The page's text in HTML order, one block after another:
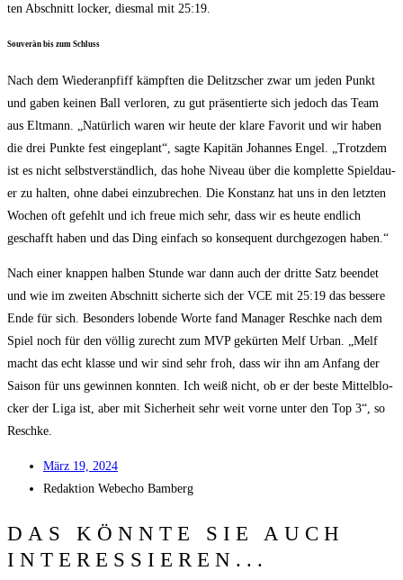
ten Abschnitt locker, dies­mal mit 25:19.
Sou­ve­rän bis zum Schluss
Nach dem Wie­der­an­pfiff kämpf­ten die Delitz­scher zwar um jeden Punkt
und gaben kei­nen Ball ver­lo­ren, zu gut prä­sen­tier­te sich jedoch das Team
aus Elt­mann. „Natür­lich waren wir heu­te der kla­re Favo­rit und wir haben
die drei Punk­te fest ein­ge­plant“, sag­te Kapi­tän Johan­nes Engel. „Trotz­dem
ist es nicht selbst­ver­ständ­lich, das hohe Niveau über die kom­plet­te Spiel­dau­
er zu hal­ten, ohne dabei ein­zu­bre­chen. Die Kon­stanz hat uns in den letz­ten
Wochen oft gefehlt und ich freue mich sehr, dass wir es heu­te end­lich
geschafft haben und das Ding ein­fach so kon­se­quent durch­ge­zo­gen haben.“
Nach einer knap­pen hal­ben Stun­de war dann auch der drit­te Satz been­det
und wie im zwei­ten Abschnitt sicher­te sich der VCE mit 25:19 das bes­se­re
Ende für sich. Beson­ders loben­de Wor­te fand Mana­ger Resch­ke nach dem
Spiel noch für den völ­lig zurecht zum MVP gekür­ten Melf Urban. „Melf
macht das echt klas­se und wir sind sehr froh, dass wir ihn am Anfang der
Sai­son für uns gewin­nen konn­ten. Ich weiß nicht, ob er der bes­te Mit­tel­blo­
cker der Liga ist, aber mit Sicher­heit sehr weit vor­ne unter den Top 3“, so
Reschke.
März 19, 2024
Redak­ti­on Web­echo Bamberg
DAS KÖNNTE SIE AUCH
INTERESSIEREN...